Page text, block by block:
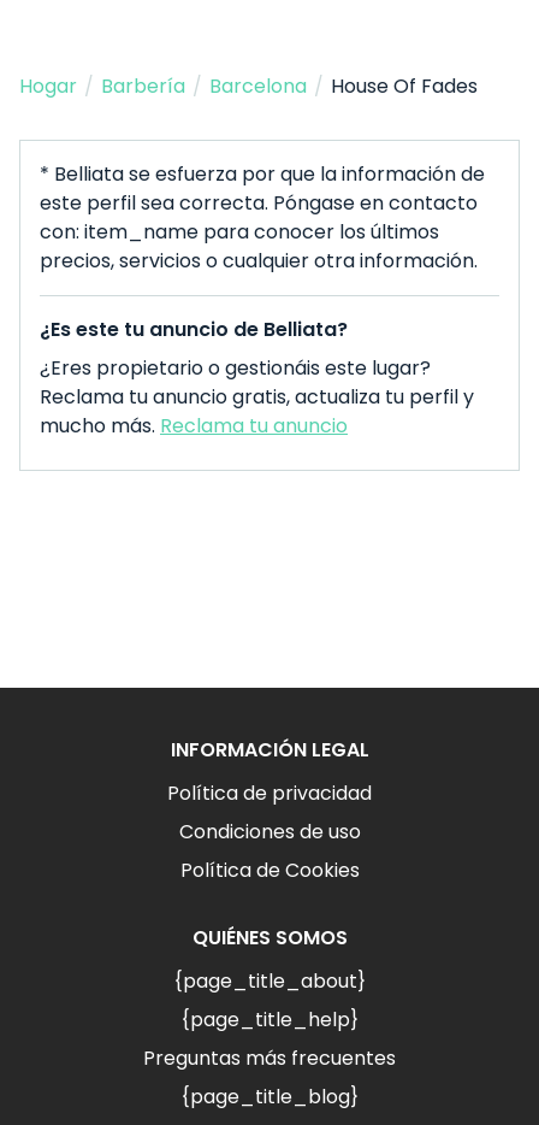
Hogar / Barbería / Barcelona / House Of Fades
* Belliata se esfuerza por que la información de
este perfil sea correcta. Póngase en contacto
con: item_name para conocer los últimos
precios, servicios o cualquier otra información.
¿Es este tu anuncio de Belliata?
¿Eres propietario o gestionáis este lugar?
Reclama tu anuncio gratis, actualiza tu perfil y
mucho más. Reclama tu anuncio
INFORMACIÓN LEGAL
Política de privacidad
Condiciones de uso
Política de Cookies
QUIÉNES SOMOS
{page_title_about}
{page_title_help}
Preguntas más frecuentes
{page_title_blog}